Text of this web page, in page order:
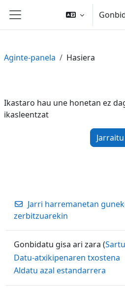
Joan eduki nagusira zuzenean
Alboko panela
Aginte-panela Hasiera
Ikastaro hau une honetan ez
ikasleentzat
Jarraitu
Jarri harremanetan
zerbitzuarekin
Gonbidatu gisa ari zara (Sartu
Datu-atxikipenaren txostena
Aldatu azal estandarrera